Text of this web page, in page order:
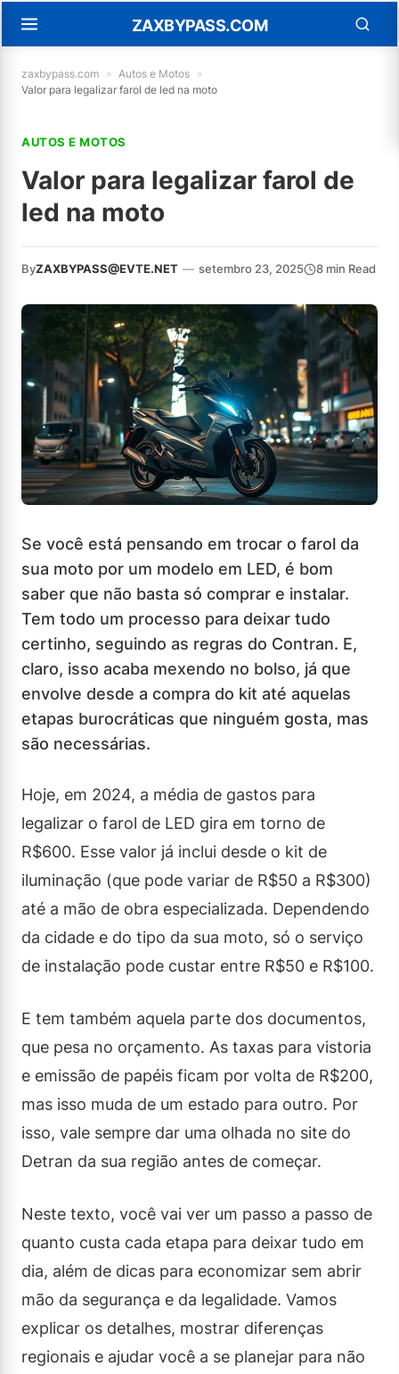
ZAXBYPASS.COM
zaxbypass.com » Autos e Motos »
Valor para legalizar farol de led na moto
AUTOS E MOTOS
Valor para legalizar farol de
led na moto
ByZAXBYPASS@EVTE.NET — setembro 23, 2025 8 min Read
Se você está pensando em trocar o farol da
sua moto por um modelo em LED, é bom
saber que não basta só comprar e instalar.
Tem todo um processo para deixar tudo
certinho, seguindo as regras do Contran. E,
claro, isso acaba mexendo no bolso, já que
envolve desde a compra do kit até aquelas
etapas burocráticas que ninguém gosta, mas
são necessárias.
Hoje, em 2024, a média de gastos para
legalizar o farol de LED gira em torno de
R$600. Esse valor já inclui desde o kit de
iluminação (que pode variar de R$50 a R$300)
até a mão de obra especializada. Dependendo
da cidade e do tipo da sua moto, só o serviço
de instalação pode custar entre R$50 e R$100.
E tem também aquela parte dos documentos,
que pesa no orçamento. As taxas para vistoria
e emissão de papéis ficam por volta de R$200,
mas isso muda de um estado para outro. Por
isso, vale sempre dar uma olhada no site do
Detran da sua região antes de começar.
Neste texto, você vai ver um passo a passo de
quanto custa cada etapa para deixar tudo em
dia, além de dicas para economizar sem abrir
mão da segurança e da legalidade. Vamos
explicar os detalhes, mostrar diferenças
regionais e ajudar você a se planejar para não